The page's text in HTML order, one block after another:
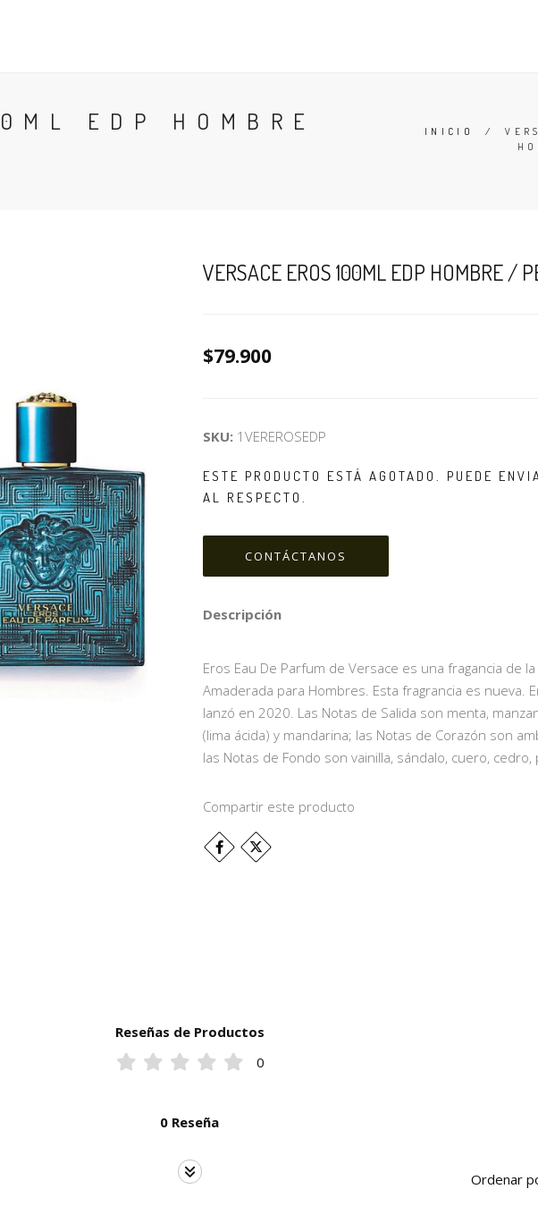
EDP HOMBRE
INICIO /
VERSACE EROS 100ML EDP HOMBRE /
$79.900
SKU: 1VEREROSEDP
ESTE PRODUCTO ESTÁ AGOTADO. PUEDE
AL RESPECTO.
CONTÁCTANOS
Descripción
Eros Eau De Parfum de Versace es una fragancia de
Amaderada para Hombres. Esta fragrancia es nueva.
lanzó en 2020. Las Notas de Salida son menta,
(lima ácida) y mandarina; las Notas de Corazón son
las Notas de Fondo son vainilla, sándalo, cuero, cedro,
Compartir este producto
Reseñas de Productos
0
0 Reseña
Ordenar